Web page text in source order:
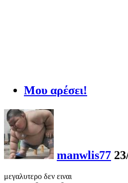
Μου αρέσει!
manwlis77
μεγαλυτερο δεν ειναι